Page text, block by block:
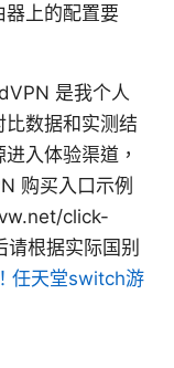
上的配置要
是我个人
数据和实测结
入体验渠道，
购买入口示例
click-
根据实际国别
任天堂switch游